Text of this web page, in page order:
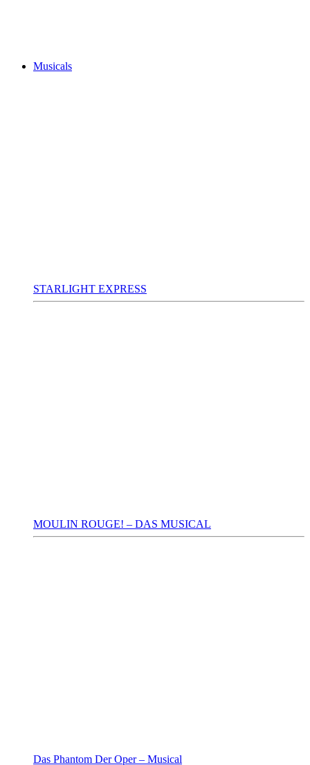
Musicals
STARLIGHT EXPRESS
MOULIN ROUGE! – DAS MUSICAL
Das Phantom Der Oper – Musical